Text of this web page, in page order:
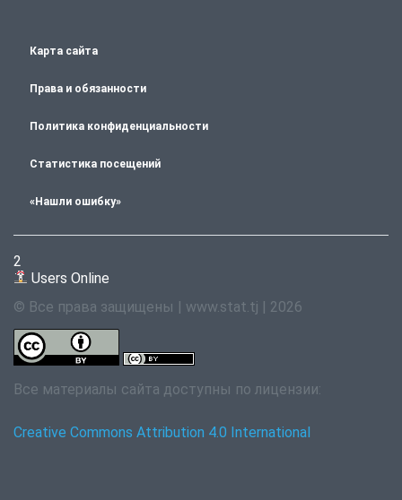
Карта сайта
Права и обязанности
Политика конфиденциальности
Статистика посещений
«Нашли ошибку»
2
Users Online
© Все права защищены | www.stat.tj | 2026
Все материалы сайта доступны по лицензии:
Creative Commons Attribution 4.0 International